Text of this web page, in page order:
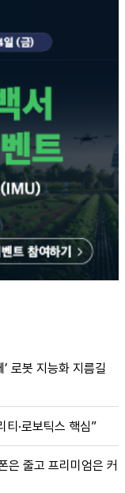
로봇 지능화 지름길
티·로보틱스 핵심”
은 줄고 프리미엄은 커